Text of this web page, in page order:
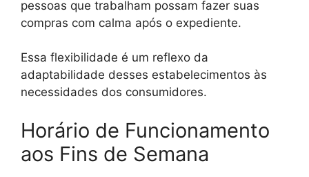
pessoas que trabalham possam fazer suas
compras com calma após o expediente.
Essa flexibilidade é um reflexo da
adaptabilidade desses estabelecimentos às
necessidades dos consumidores.
Horário de Funcionamento
aos Fins de Semana